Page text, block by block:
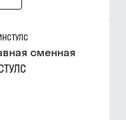
сменная